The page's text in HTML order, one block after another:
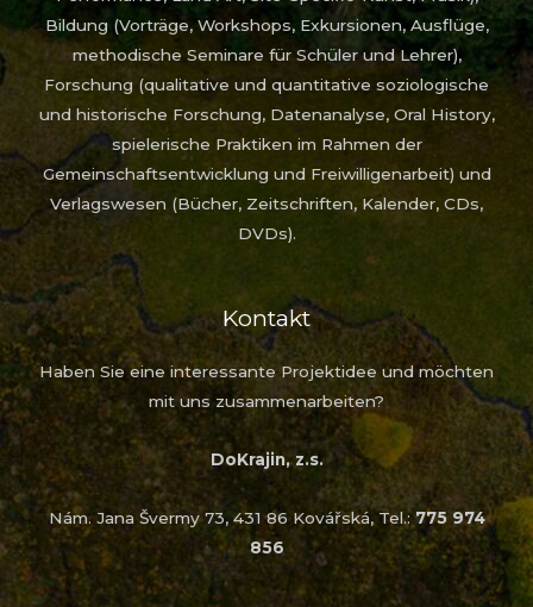
Bildung (Vorträge, Workshops, Exkursionen, Ausflüge,
methodische Seminare für Schüler und Lehrer),
Forschung (qualitative und quantitative soziologische
und historische Forschung, Datenanalyse, Oral History,
spielerische Praktiken im Rahmen der
Gemeinschaftsentwicklung und Freiwilligenarbeit) und
Verlagswesen (Bücher, Zeitschriften, Kalender, CDs,
DVDs).
Kontakt
Haben Sie eine interessante Projektidee und möchten
mit uns zusammenarbeiten?
DoKrajin, z.s.
Nám. Jana Švermy 73, 431 86 Kovářská, Tel.: 775 974
856